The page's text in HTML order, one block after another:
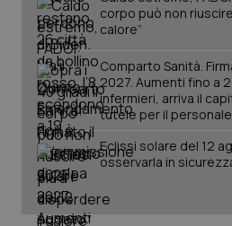
corpo può non
calore”
Comparto Sanità.
2027. Aumenti fino a
infermieri, arriva il
tutele per il personale
Eclissi solare del 12
osservarla in